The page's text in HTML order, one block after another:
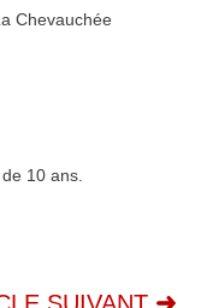
Chevauchée
10 ans.